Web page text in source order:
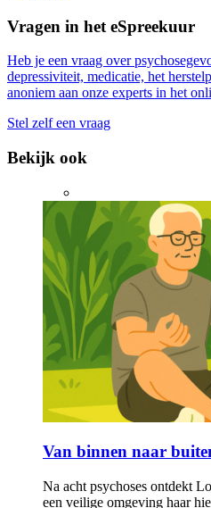
Vragen in het eSpreekuur
Heb je een vraag over
depressiviteit, medicatie, het
anoniem aan onze experts in het
Stel zelf een vraag
Bekijk ook
Van binnen naar
Na acht psychoses ontdekt
een veilige omgeving haar